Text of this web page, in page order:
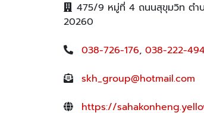
475/9 หมู่ที่ 4 ถนนสุขุมวิท ตำบ
20260
038-726-176, 038-222-494
skh_group@hotmail.com
https://